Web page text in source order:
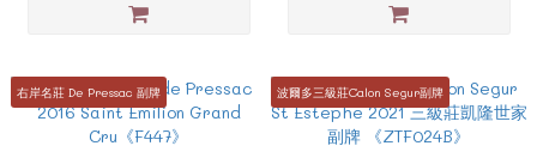
右岸名莊 De Pressac 副牌 波爾多三級莊Calon Segur副牌